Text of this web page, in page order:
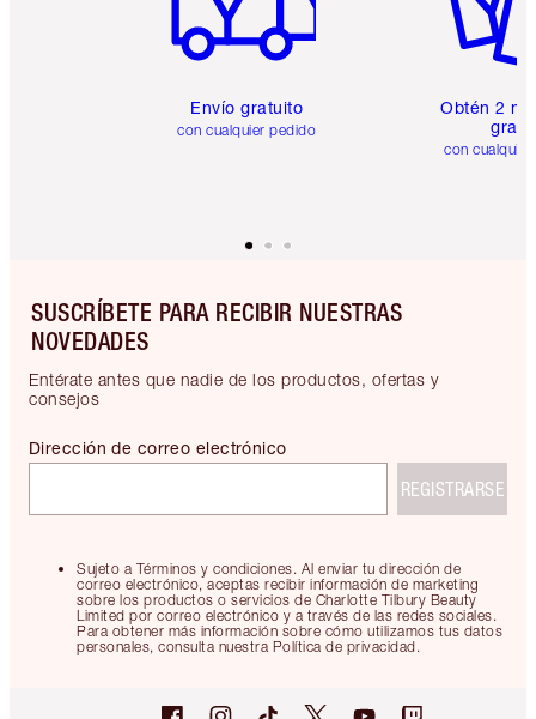
Envío gratuito
con cualquier pedido
Obtén 2
gratis
con
SUSCRÍBETE PARA RECIBIR NUESTRAS
NOVEDADES
Entérate antes que nadie de los productos, ofertas y
consejos
Sujeto a Términos y condiciones. Al enviar tu dirección de
correo electrónico, aceptas recibir información de marketing
sobre los productos o servicios de Charlotte Tilbury Beauty
Limited por correo electrónico y a través de las redes sociales.
Para obtener más información sobre cómo utilizamos tus datos
personales, consulta nuestra Política de privacidad.
Dirección de correo electrónico
REGISTRARSE